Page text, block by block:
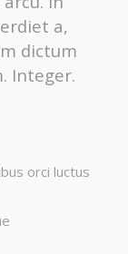
a,
dictum
Integer.
orci luctus